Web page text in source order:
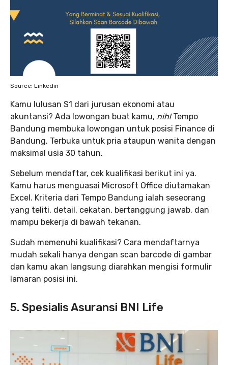
Source: Linkedin
Kamu lulusan S1 dari jurusan ekonomi atau
akuntansi? Ada lowongan buat kamu, nih!Tempo
Bandung membuka lowongan untuk posisi Finance di
Bandung. Terbuka untuk pria ataupun wanita dengan
maksimal usia 30 tahun.
Sebelum mendaftar, cek kualifikasi berikut ini ya.
Kamu harus menguasai Microsoft Office diutamakan
Excel. Kriteria dari Tempo Bandung ialah seseorang
yang teliti, detail, cekatan, bertanggung jawab, dan
mampu bekerja di bawah tekanan.
Sudah memenuhi kualifikasi? Cara mendaftarnya
mudah sekali hanya dengan scan barcode di gambar
dan kamu akan langsung diarahkan mengisi formulir
lamaran posisi ini.
5. Spesialis Asuransi BNI Life